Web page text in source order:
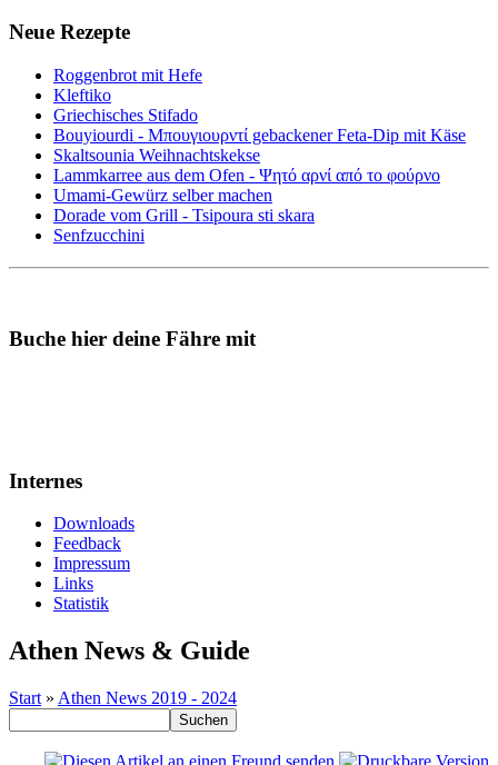
Neue Rezepte
Roggenbrot mit Hefe
Kleftiko
Griechisches Stifado
Bouyiourdi - Μπουγιουρντί gebackener Feta-Dip mit Käse
Skaltsounia Weihnachtskekse
Lammkarree aus dem Ofen - Ψητό αρνί από το φούρνο
Umami-Gewürz selber machen
Dorade vom Grill - Tsipoura sti skara
Senfzucchini
Buche hier deine Fähre mit
Internes
Downloads
Feedback
Impressum
Links
Statistik
Athen News & Guide
Start » Athen News 2019 - 2024